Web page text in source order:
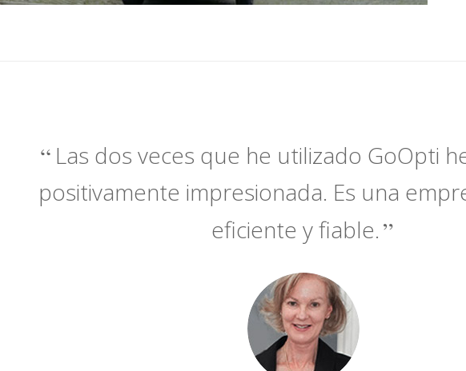
Las dos veces que he utilizado GoOpti
positivamente impresionada. Es una
eficiente y fiable.